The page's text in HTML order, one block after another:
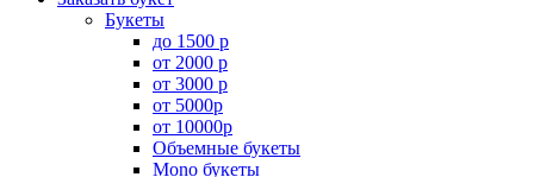
Букеты
до 1500 р
от 2000 р
от 3000 р
от 5000р
от 10000р
Объемные букеты
Mono букеты